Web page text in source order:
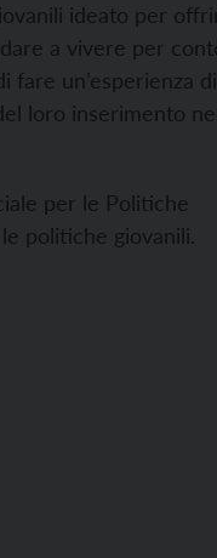
ideato per
a vivere per
fare un’esperienza
loro inserimento
per le Politiche
politiche giovanili.